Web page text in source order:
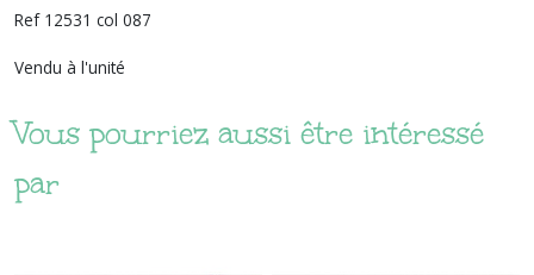
Ref 12531 col 087
Vendu à l'unité
Vous pourriez aussi être intéressé
par